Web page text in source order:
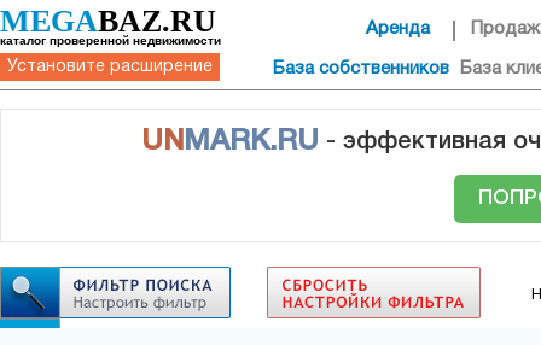
MEGABAZ.RU
каталог проверенной недвижимости
Установите расширение
Аренда
База собственников База
UN MARK.RU - эффективная